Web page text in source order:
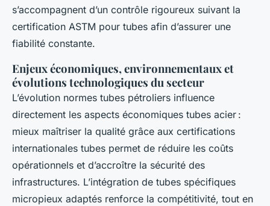
s’accompagnent d’un contrôle rigoureux suivant la
certification ASTM pour tubes afin d’assurer une
fiabilité constante.
Enjeux économiques, environnementaux et
évolutions technologiques du secteur
L’évolution normes tubes pétroliers influence
directement les aspects économiques tubes acier :
mieux maîtriser la qualité grâce aux certifications
internationales tubes permet de réduire les coûts
opérationnels et d’accroître la sécurité des
infrastructures. L’intégration de tubes spécifiques
micropieux adaptés renforce la compétitivité, tout en